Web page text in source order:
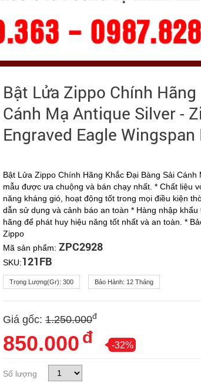
Bật Lửa Zippo Chính
Cánh Mạ Antique Silver -
Engraved Eagle
Bật Lửa Zippo Chính Hãng Khắc Đại Bàng Sải Cánh
mẫu được ưa chuộng và bán chạy nhất. * Chất liệu
năng kháng gió, hoạt động tốt trong mọi điều kiện
dẫn sử dụng và cảnh báo an toàn * Hàng nhập
hãng để phát huy hiệu năng tốt nhất và an toàn. *
Zippo
Mã sản phẩm:ZPC2928
SKU:121FB
Trọng Lượng(gr):300 Bảo Hành: 12 Tháng
Giá gốc: 1.250.000đ
850.000 đ -32%
Số lượng